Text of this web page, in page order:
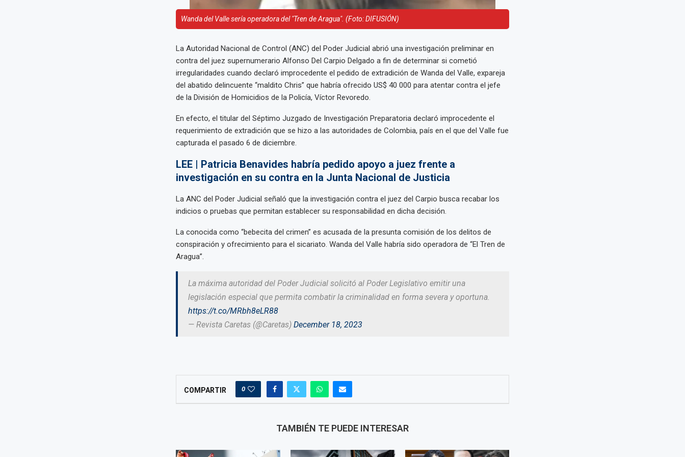
Wanda del Valle sería operadora del "Tren de Aragua". (Foto: DIFUSIÓN)
La Autoridad Nacional de Control (ANC) del Poder Judicial abrió una investigación preliminar en
contra del juez supernumerario Alfonso Del Carpio Delgado a fin de determinar si cometió
irregularidades cuando declaró improcedente el pedido de extradición de Wanda del Valle, expareja
del abatido delincuente “maldito Chris” que habría ofrecido US$ 40 000 para atentar contra el jefe
de la División de Homicidios de la Policía, Víctor Revoredo.
En efecto, el titular del Séptimo Juzgado de Investigación Preparatoria declaró improcedente el
requerimiento de extradición que se hizo a las autoridades de Colombia, país en el que del Valle fue
capturada el pasado 6 de diciembre.
LEE | Patricia Benavides habría pedido apoyo a juez frente a
investigación en su contra en la Junta Nacional de Justicia
La ANC del Poder Judicial señaló que la investigación contra el juez del Carpio busca recabar los
indicios o pruebas que permitan establecer su responsabilidad en dicha decisión.
La conocida como “bebecita del crimen” es acusada de la presunta comisión de los delitos de
conspiración y ofrecimiento para el sicariato. Wanda del Valle habría sido operadora de “El Tren de
Aragua”.
La máxima autoridad del Poder Judicial solicitó al Poder Legislativo emitir una
legislación especial que permita combatir la criminalidad en forma severa y oportuna.
https://t.co/MRbh8eLR88
— Revista Caretas (@Caretas) December 18, 2023
COMPARTIR 0
TAMBIÉN TE PUEDE INTERESAR